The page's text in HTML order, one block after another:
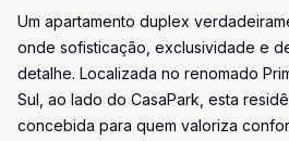
Um apartamento duplex
onde sofisticação, exclusividade e
detalhe. Localizada no renomado
Sul, ao lado do CasaPark, esta
concebida para quem valoriza